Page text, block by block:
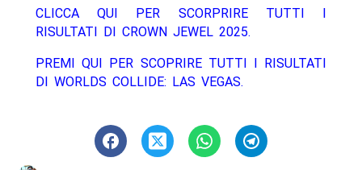
CLICCA QUI PER SCORPRIRE TUTTI I
RISULTATI DI CROWN JEWEL 2025.
PREMI QUI PER SCOPRIRE TUTTI I RISULTATI
DI WORLDS COLLIDE: LAS VEGAS.